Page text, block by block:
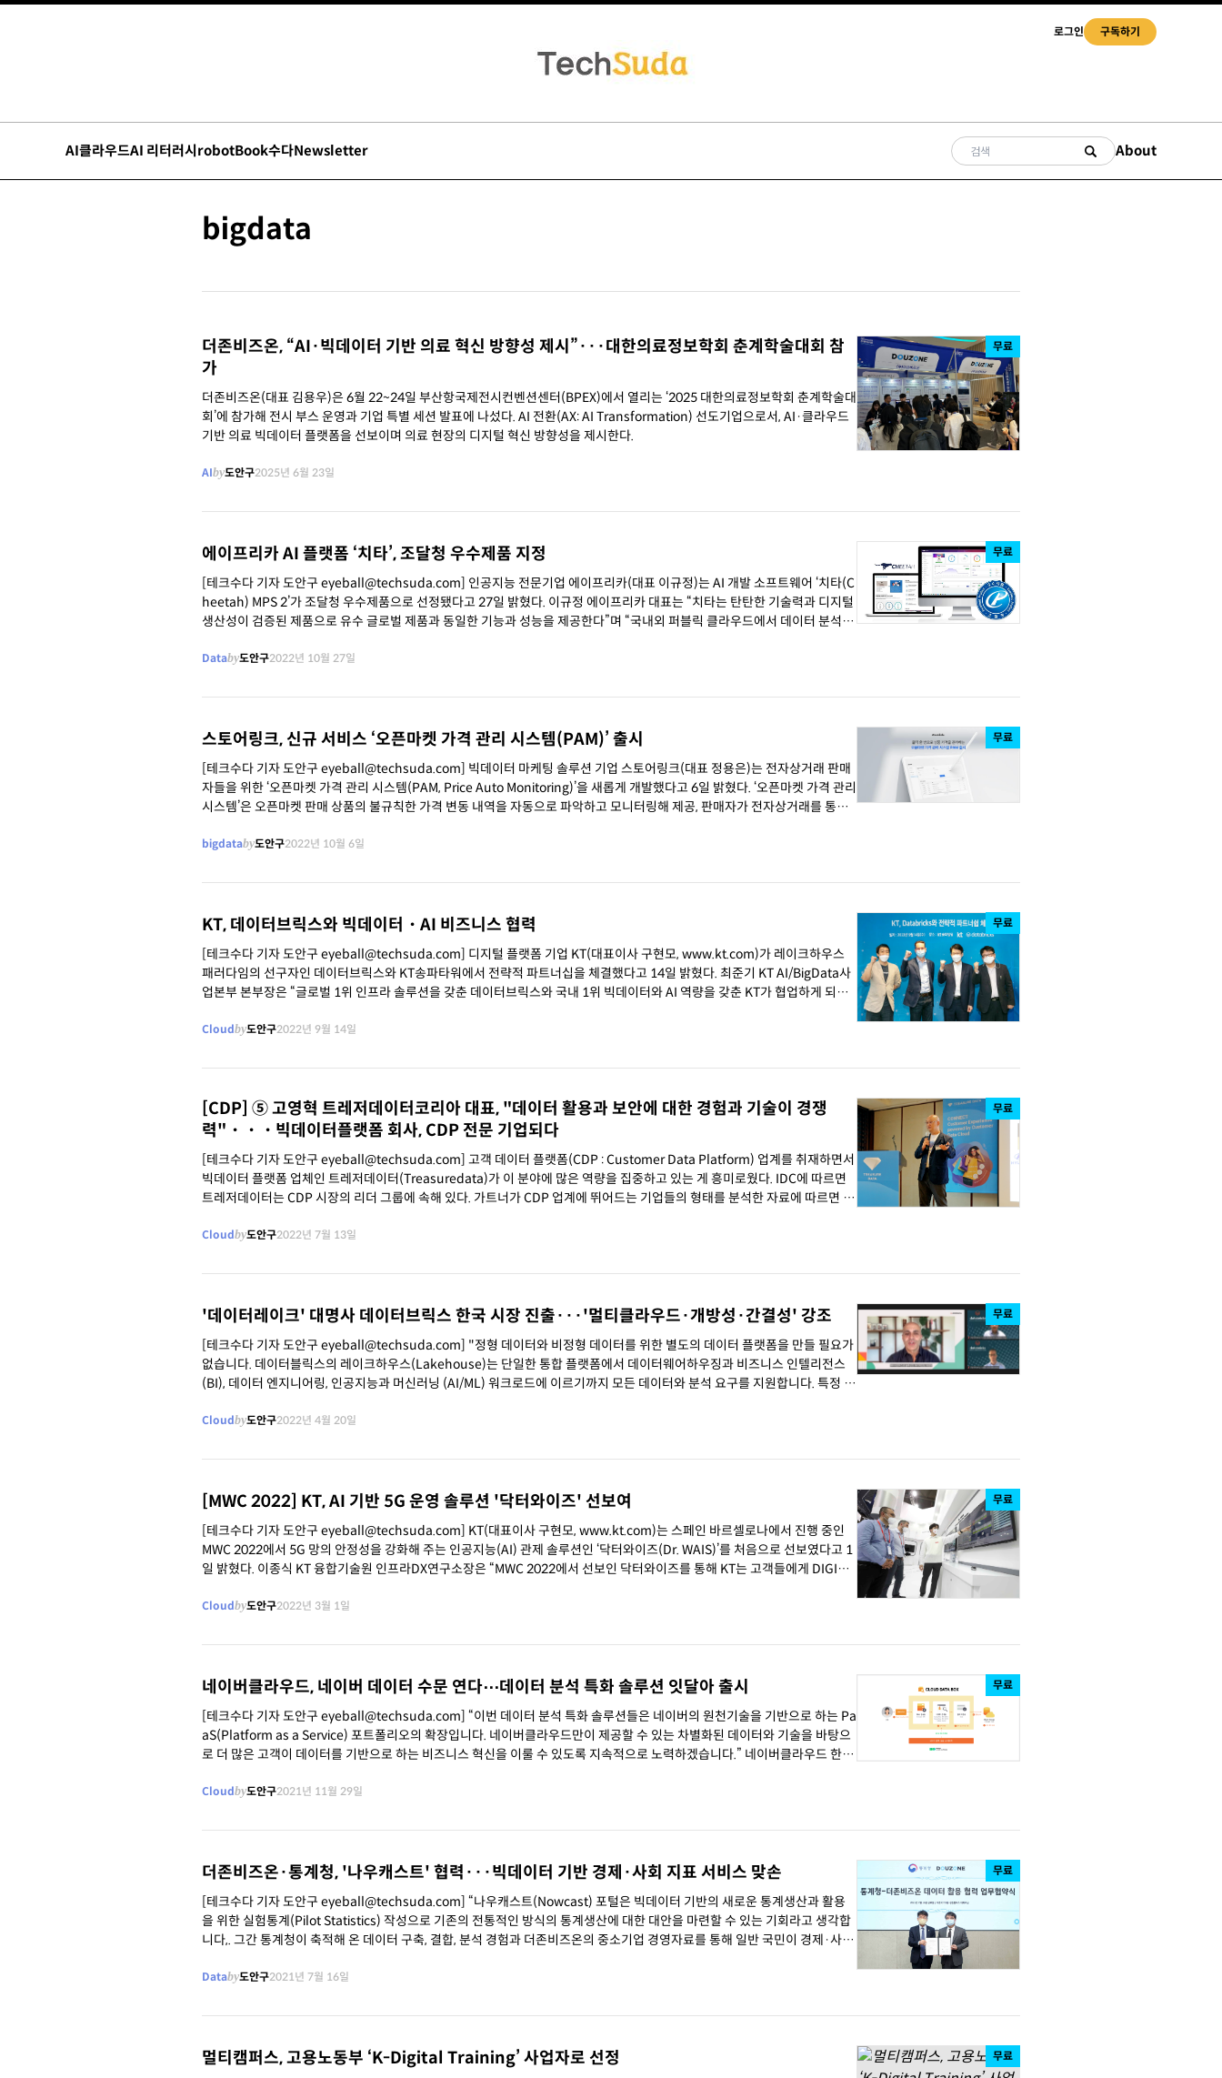
로그인 구독하기
AI클라우드AI 리터러시robotBook수다Newsletter About
bigdata
더존비즈온, “AI·빅데이터 기반 의료 혁신 방향성 제시”···대한의료정보학회 춘계학술대회 참
가
더존비즈온(대표 김용우)은 6월 22~24일 부산항국제전시컨벤션센터(BPEX)에서 열리는 ‘2025 대한의료정보학회 춘계학술대
회’에 참가해 전시 부스 운영과 기업 특별 세션 발표에 나섰다. AI 전환(AX: AI Transformation) 선도기업으로서, AI·클라우드
기반 의료 빅데이터 플랫폼을 선보이며 의료 현장의 디지털 혁신 방향성을 제시한다.
AIby도안구2025년 6월 23일
무료
에이프리카 AI 플랫폼 ‘치타’, 조달청 우수제품 지정
[테크수다 기자 도안구 eyeball@techsuda.com] 인공지능 전문기업 에이프리카(대표 이규정)는 AI 개발 소프트웨어 ‘치타(C
heetah) MPS 2’가 조달청 우수제품으로 선정됐다고 27일 밝혔다. 이규정 에이프리카 대표는 “치타는 탄탄한 기술력과 디지털
생산성이 검증된 제품으로 유수 글로벌 제품과 동일한 기능과 성능을 제공한다”며 “국내외 퍼블릭 클라우드에서 데이터 분석과
Databy도안구2022년 10월 27일
무료
스토어링크, 신규 서비스 ‘오픈마켓 가격 관리 시스템(PAM)’ 출시
[테크수다 기자 도안구 eyeball@techsuda.com] 빅데이터 마케팅 솔루션 기업 스토어링크(대표 정용은)는 전자상거래 판매
자들을 위한 ‘오픈마켓 가격 관리 시스템(PAM, Price Auto Monitoring)’을 새롭게 개발했다고 6일 밝혔다. ‘오픈마켓 가격 관리
시스템’은 오픈마켓 판매 상품의 불규칙한 가격 변동 내역을 자동으로 파악하고 모니터링해 제공, 판매자가 전자상거래를 통해
bigdataby도안구2022년 10월 6일
무료
KT, 데이터브릭스와 빅데이터・AI 비즈니스 협력
[테크수다 기자 도안구 eyeball@techsuda.com] 디지털 플랫폼 기업 KT(대표이사 구현모, www.kt.com)가 레이크하우스
패러다임의 선구자인 데이터브릭스와 KT송파타워에서 전략적 파트너십을 체결했다고 14일 밝혔다. 최준기 KT AI/BigData사
업본부 본부장은 “글로벌 1위 인프라 솔루션을 갖춘 데이터브릭스와 국내 1위 빅데이터와 AI 역량을 갖춘 KT가 협업하게 되었
Cloudby도안구2022년 9월 14일
무료
[CDP] ⑤ 고영혁 트레저데이터코리아 대표, "데이터 활용과 보안에 대한 경험과 기술이 경쟁
력"・・・빅데이터플랫폼 회사, CDP 전문 기업되다
[테크수다 기자 도안구 eyeball@techsuda.com] 고객 데이터 플랫폼(CDP : Customer Data Platform) 업계를 취재하면서
빅데이터 플랫폼 업체인 트레저데이터(Treasuredata)가 이 분야에 많은 역량을 집중하고 있는 게 흥미로웠다. IDC에 따르면
트레저데이터는 CDP 시장의 리더 그룹에 속해 있다. 가트너가 CDP 업계에 뛰어드는 기업들의 형태를 분석한 자료에 따르면 C
Cloudby도안구2022년 7월 13일
무료
'데이터레이크' 대명사 데이터브릭스 한국 시장 진출···'멀티클라우드·개방성·간결성' 강조
[테크수다 기자 도안구 eyeball@techsuda.com] "정형 데이터와 비정형 데이터를 위한 별도의 데이터 플랫폼을 만들 필요가
없습니다. 데이터블릭스의 레이크하우스(Lakehouse)는 단일한 통합 플랫폼에서 데이터웨어하우징과 비즈니스 인텔리전스
(BI), 데이터 엔지니어링, 인공지능과 머신러닝 (AI/ML) 워크로드에 이르기까지 모든 데이터와 분석 요구를 지원합니다. 특정 클
Cloudby도안구2022년 4월 20일
무료
[MWC 2022] KT, AI 기반 5G 운영 솔루션 '닥터와이즈' 선보여
[테크수다 기자 도안구 eyeball@techsuda.com] KT(대표이사 구현모, www.kt.com)는 스페인 바르셀로나에서 진행 중인
MWC 2022에서 5G 망의 안정성을 강화해 주는 인공지능(AI) 관제 솔루션인 ‘닥터와이즈(Dr. WAIS)’를 처음으로 선보였다고 1
일 밝혔다. 이종식 KT 융합기술원 인프라DX연구소장은 “MWC 2022에서 선보인 닥터와이즈를 통해 KT는 고객들에게 DIGICO
Cloudby도안구2022년 3월 1일
무료
네이버클라우드, 네이버 데이터 수문 연다⋯데이터 분석 특화 솔루션 잇달아 출시
[테크수다 기자 도안구 eyeball@techsuda.com] “이번 데이터 분석 특화 솔루션들은 네이버의 원천기술을 기반으로 하는 Pa
aS(Platform as a Service) 포트폴리오의 확장입니다. 네이버클라우드만이 제공할 수 있는 차별화된 데이터와 기술을 바탕으
로 더 많은 고객이 데이터를 기반으로 하는 비즈니스 혁신을 이룰 수 있도록 지속적으로 노력하겠습니다.” 네이버클라우드 한상
Cloudby도안구2021년 11월 29일
무료
더존비즈온·통계청, '나우캐스트' 협력···빅데이터 기반 경제·사회 지표 서비스 맞손
[테크수다 기자 도안구 eyeball@techsuda.com] “나우캐스트(Nowcast) 포털은 빅데이터 기반의 새로운 통계생산과 활용
을 위한 실험통계(Pilot Statistics) 작성으로 기존의 전통적인 방식의 통계생산에 대한 대안을 마련할 수 있는 기회라고 생각합
니다,. 그간 통계청이 축적해 온 데이터 구축, 결합, 분석 경험과 더존비즈온의 중소기업 경영자료를 통해 일반 국민이 경제·사회
Databy도안구2021년 7월 16일
무료
멀티캠퍼스, 고용노동부 ‘K-Digital Training’ 사업자로 선정 무료